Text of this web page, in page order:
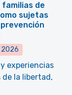
familias de
sujetas
2026
experiencias
de la libertad,